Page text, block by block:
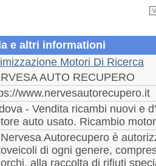
e altri informationi
Motori Di Ricerca
AUTO RECUPERO
www.nervesautorecupero.it
- Vendita ricambi nuovi e
auto usato. Ricambio
Autorecupero è
di ogni genere,
alla raccolta di rifiuti